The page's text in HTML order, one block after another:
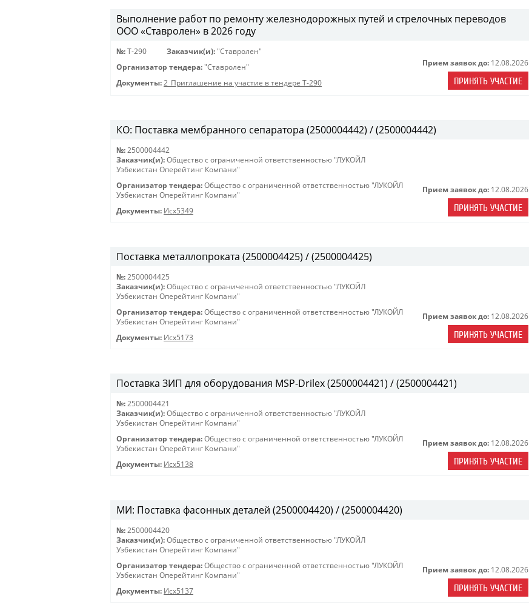
Выполнение работ по ремонту железнодорожных путей и стрелочных переводов
ООО «Ставролен» в 2026 году
№: Т-290 Заказчик(и): "Ставролен"
Организатор тендера: "Ставролен"
Документы: 2_Приглашение на участие в тендере Т-290
Прием заявок до: 12.08.2026
ПРИНЯТЬ УЧАСТИЕ
КО: Поставка мембранного сепаратора (2500004442) / (2500004442)
№: 2500004442
Заказчик(и): Общество с ограниченной ответственностью "ЛУКОЙЛ
Узбекистан Оперейтинг Компани"
Организатор тендера: Общество с ограниченной ответственностью "ЛУКОЙЛ
Узбекистан Оперейтинг Компани"
Документы: Исх5349
Прием заявок до: 12.08.2026
ПРИНЯТЬ УЧАСТИЕ
Поставка металлопроката (2500004425) / (2500004425)
№: 2500004425
Заказчик(и): Общество с ограниченной ответственностью "ЛУКОЙЛ
Узбекистан Оперейтинг Компани"
Организатор тендера: Общество с ограниченной ответственностью "ЛУКОЙЛ
Узбекистан Оперейтинг Компани"
Документы: Исх5173
Прием заявок до: 12.08.2026
ПРИНЯТЬ УЧАСТИЕ
Поставка ЗИП для оборудования MSP-Drilex (2500004421) / (2500004421)
№: 2500004421
Заказчик(и): Общество с ограниченной ответственностью "ЛУКОЙЛ
Узбекистан Оперейтинг Компани"
Организатор тендера: Общество с ограниченной ответственностью "ЛУКОЙЛ
Узбекистан Оперейтинг Компани"
Документы: Исх5138
Прием заявок до: 12.08.2026
ПРИНЯТЬ УЧАСТИЕ
МИ: Поставка фасонных деталей (2500004420) / (2500004420)
№: 2500004420
Заказчик(и): Общество с ограниченной ответственностью "ЛУКОЙЛ
Узбекистан Оперейтинг Компани"
Организатор тендера: Общество с ограниченной ответственностью "ЛУКОЙЛ
Узбекистан Оперейтинг Компани"
Документы: Исх5137
Прием заявок до: 12.08.2026
ПРИНЯТЬ УЧАСТИЕ